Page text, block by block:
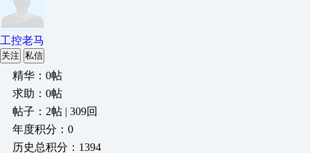
工控老马
关注 私信
精华：0帖
求助：0帖
帖子：2帖 | 309回
年度积分：0
历史总积分：1394